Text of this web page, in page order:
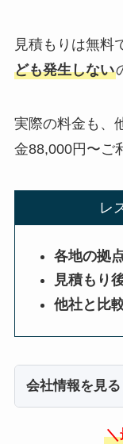
見積もりは無料
ども発生しない
実際の料金も、
金88,000円〜ご
レ
各地の拠
見積もり
他社と比
会社情報を見る
＼